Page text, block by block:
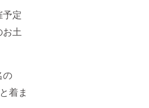
予定
土
の
着ま